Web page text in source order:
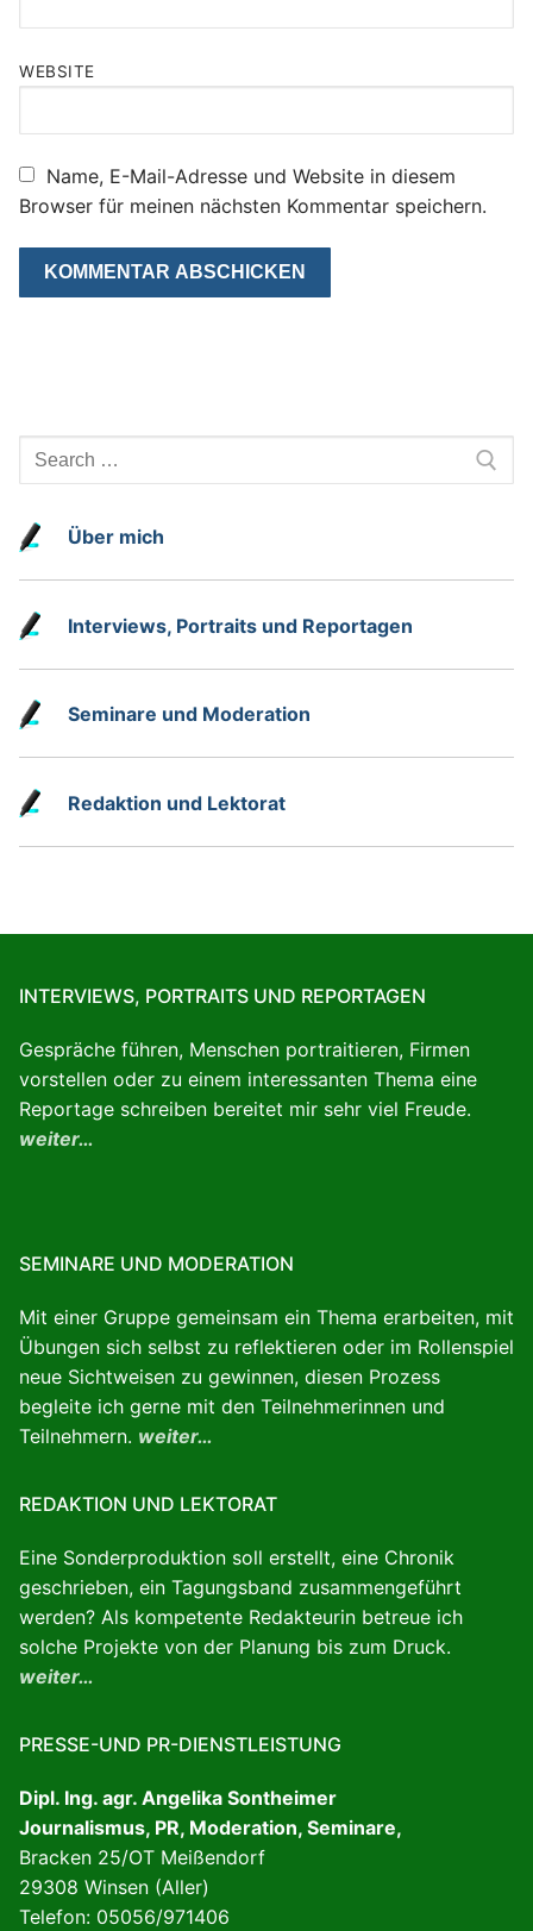
WEBSITE
Name, E-Mail-Adresse und Website in diesem
Browser für meinen nächsten Kommentar speichern.
Search
for:
Über mich
Interviews, Portraits und Reportagen
Seminare und Moderation
Redaktion und Lektorat
INTERVIEWS, PORTRAITS UND REPORTAGEN
Gespräche führen, Menschen portraitieren, Firmen
vorstellen oder zu einem interessanten Thema eine
Reportage schreiben bereitet mir sehr viel Freude.
weiter…
SEMINARE UND MODERATION
Mit einer Gruppe gemeinsam ein Thema erarbeiten, mit
Übungen sich selbst zu reflektieren oder im Rollenspiel
neue Sichtweisen zu gewinnen, diesen Prozess
begleite ich gerne mit den Teilnehmerinnen und
Teilnehmern. weiter…
REDAKTION UND LEKTORAT
Eine Sonderproduktion soll erstellt, eine Chronik
geschrieben, ein Tagungsband zusammengeführt
werden? Als kompetente Redakteurin betreue ich
solche Projekte von der Planung bis zum Druck.
weiter…
PRESSE-UND PR-DIENSTLEISTUNG
Dipl. Ing. agr. Angelika Sontheimer
Journalismus, PR, Moderation, Seminare,
Bracken 25/OT Meißendorf
29308 Winsen (Aller)
Telefon: 05056/971406